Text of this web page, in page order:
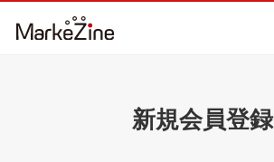
新規会員登録